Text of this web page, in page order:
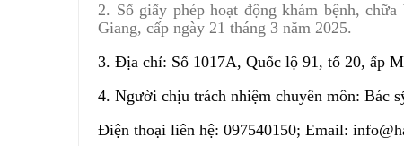
2. Số giấy phép hoạt động khám bệnh,
Giang, cấp ngày 21 tháng 3 năm 2025.
3. Địa chỉ: Số 1017A, Quốc lộ 91, tổ 20, ấp
4. Người chịu trách nhiệm chuyên môn: Bác
Điện thoại liên hệ: 097540150; Email: